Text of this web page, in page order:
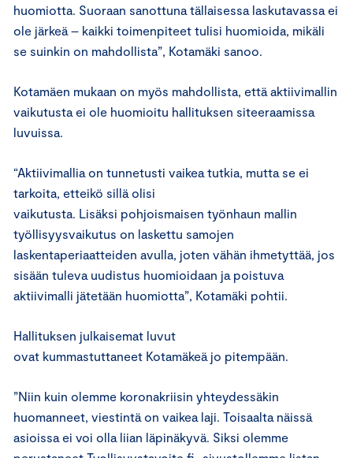
huomiotta. Suoraan sanottuna tällaisessa laskutavassa ei
ole järkeä – kaikki toimenpiteet tulisi huomioida, mikäli
se suinkin on mahdollista”, Kotamäki sanoo.
Kotamäen mukaan on myös mahdollista, että aktiivimallin
vaikutusta ei ole huomioitu hallituksen siteeraamissa
luvuissa.
“Aktiivimallia on tunnetusti vaikea tutkia, mutta se ei
tarkoita, etteikö sillä olisi
vaikutusta. Lisäksi pohjoismaisen työnhaun mallin
työllisyysvaikutus on laskettu samojen
laskentaperiaatteiden avulla, joten vähän ihmetyttää, jos
sisään tuleva uudistus huomioidaan ja poistuva
aktiivimalli jätetään huomiotta”, Kotamäki pohtii.
Hallituksen julkaisemat luvut
ovat kummastuttaneet Kotamäkeä jo pitempään.
”Niin kuin olemme koronakriisin yhteydessäkin
huomanneet, viestintä on vaikea laji. Toisaalta näissä
asioissa ei voi olla liian läpinäkyvä. Siksi olemme